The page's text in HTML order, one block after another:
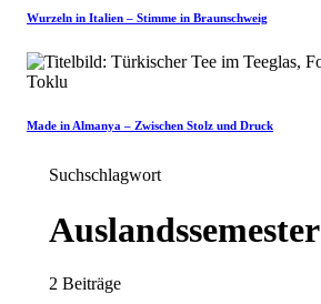
Wurzeln in Italien – Stimme in Braunschweig
Made in Almanya – Zwischen Stolz und Druck
Suchschlagwort
Auslandssemester
2 Beiträge